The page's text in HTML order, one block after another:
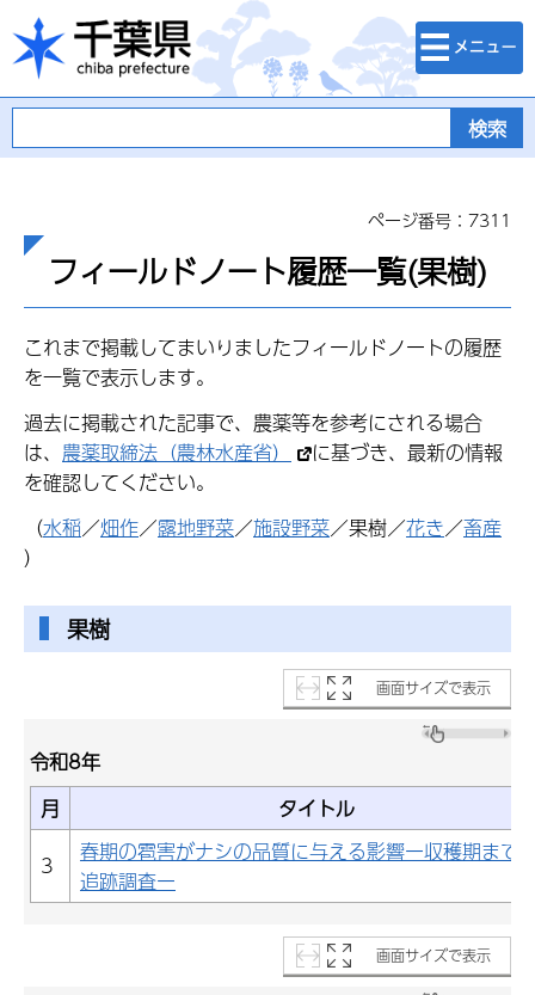
千葉県
検索・メニュ
ー
ページ番号：7311
フィールドノート履歴一覧(果樹)
これまで掲載してまいりましたフィールドノートの履歴
を一覧で表示します。
過去に掲載された記事で、農薬等を参考にされる場合
は、 農薬取締法（農林水産省）
に基づき、最新の情報
を確認してください。
（水稲／畑作／露地野菜／施設野菜／果樹／花き／畜産
）
果樹
画面サイズで表示
令和8年
月
タイトル
3
春期の雹害がナシの品質に与える影響ー収穫期まで
追跡調査ー
画面サイズで表示